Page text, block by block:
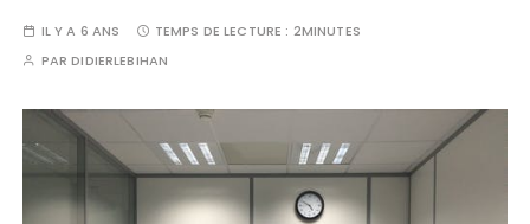
IL Y A 6 ANS TEMPS DE LECTURE : 2MINUTES
PARDIDIERLEBIHAN